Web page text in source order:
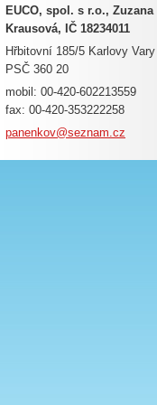
EUCO, spol. s r.o., Zuzana
Krausová, IČ 18234011
Hřbitovní 185/5 Karlovy Vary
PSČ 360 20
mobil: 00-420-602213559
fax: 00-420-353222258
panenkov@seznam.cz